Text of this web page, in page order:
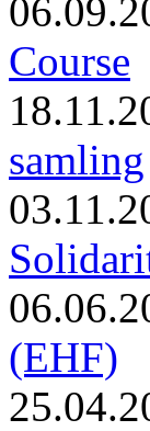
Course
samling
(EHF)